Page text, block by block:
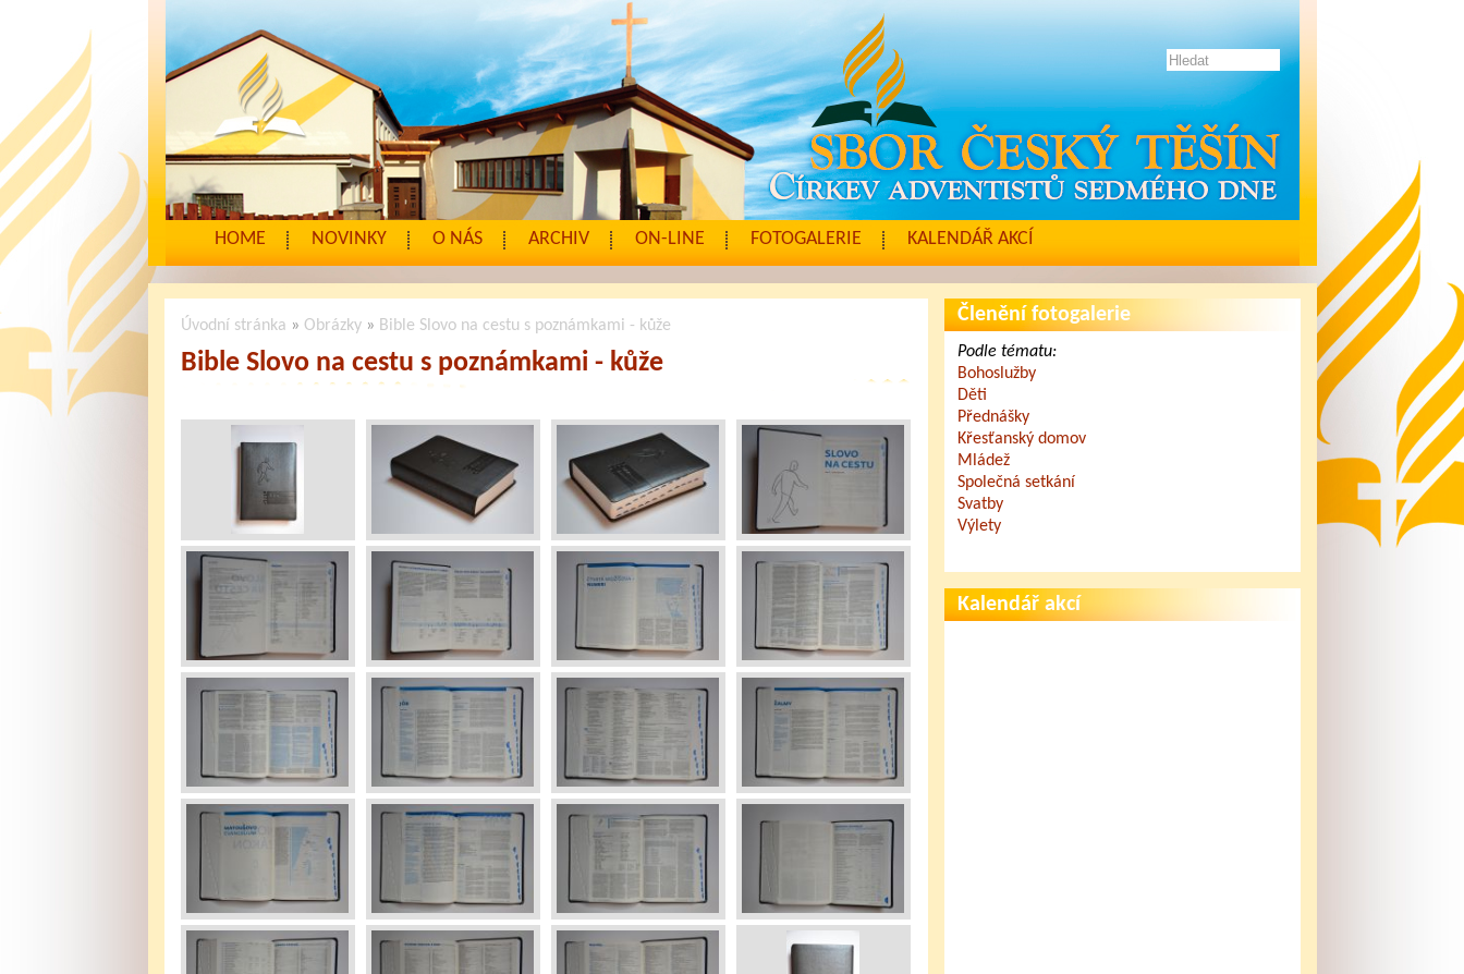
HOME NOVINKY O NÁS ARCHIV ON-LINE FOTOGALERIE KALENDÁŘ AKCÍ
Úvodní stránka » Obrázky» Bible Slovo na cestu s poznámkami - kůže
Bible Slovo na cestu s poznámkami - kůže
Členění fotogalerie
Podle tématu:
Bohoslužby
Děti
Přednášky
Křesťanský domov
Mládež
Společná setkání
Svatby
Výlety
Kalendář akcí